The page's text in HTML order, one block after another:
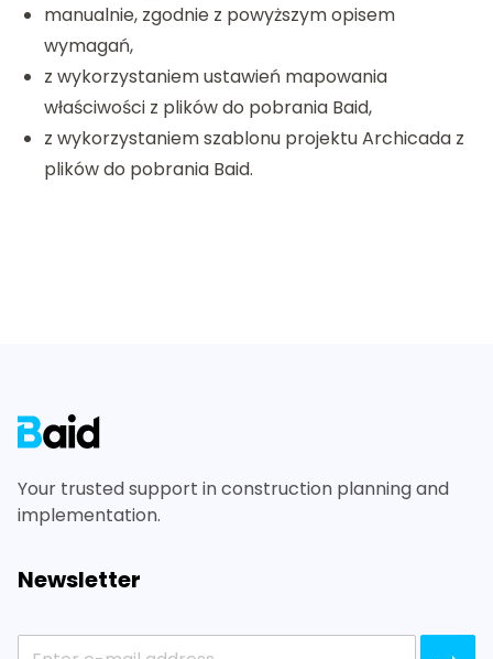
manualnie, zgodnie z powyższym opisem
wymagań,
z wykorzystaniem ustawień mapowania
właściwości z plików do pobrania Baid,
z wykorzystaniem szablonu projektu Archicada z
plików do pobrania Baid.
Your trusted support in construction planning and
implementation.
Newsletter